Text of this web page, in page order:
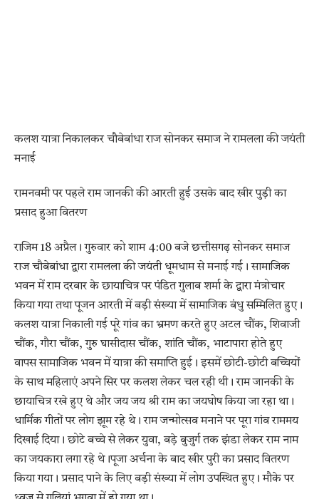
कलश यात्रा निकालकर चौबेबांधा राज सोनकर समाज ने रामलला की जयंती
मनाई
रामनवमी पर पहले राम जानकी की आरती हुई उसके बाद खीर पुड़ी का
प्रसाद हुआ वितरण
राजिम 18 अप्रैल। गुरुवार को शाम 4:00 बजे छत्तीसगढ़ सोनकर समाज
राज चौबेबांधा द्वारा रामलला की जयंती धूमधाम से मनाई गई। सामाजिक
भवन में राम दरबार के छायाचित्र पर पंडित गुलाब शर्मा के द्वारा मंत्रोचार
किया गया तथा पूजन आरती में बड़ी संख्या में सामाजिक बंधु सम्मिलित हुए।
कलश यात्रा निकाली गई पूरे गांव का भ्रमण करते हुए अटल चौंक, शिवाजी
चौंक, गौरा चौंक, गुरु घासीदास चौंक, शांति चौंक, भाटापारा होते हुए
वापस सामाजिक भवन में यात्रा की समाप्ति हुई। इसमें छोटी-छोटी बच्चियों
के साथ महिलाएं अपने सिर पर कलश लेकर चल रही थी। राम जानकी के
छायाचित्र रखे हुए थे और जय जय श्री राम का जयघोष किया जा रहा था।
धार्मिक गीतों पर लोग झूम रहे थे। राम जन्मोत्सव मनाने पर पूरा गांव राममय
दिखाई दिया। छोटे बच्चे से लेकर युवा, बड़े बुजुर्ग तक झंडा लेकर राम नाम
का जयकारा लगा रहे थे।पूजा अर्चना के बाद खीर पुरी का प्रसाद वितरण
किया गया। प्रसाद पाने के लिए बड़ी संख्या में लोग उपस्थित हुए। मौके पर